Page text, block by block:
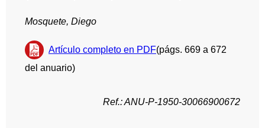
Mosquete, Diego
Artículo completo en PDF(págs. 669 a 672
del anuario)
Ref.: ANU-P-1950-30066900672